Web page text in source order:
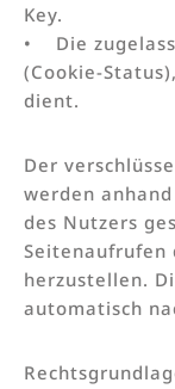
Key.
• Die
(Cookie-
dient.
Der
werden
des Nutzers
Seitenaufrufen
herzustellen.
automatisch